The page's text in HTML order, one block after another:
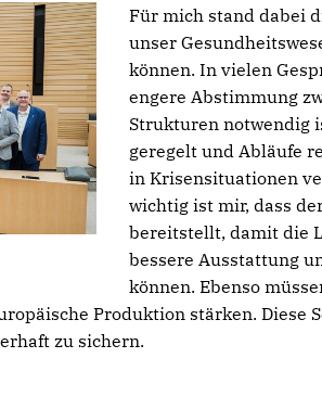
Für mich stand dabei
unser
können. In vielen
engere Abstimmung
Strukturen notwendig
geregelt und Abläufe
in Krisensituationen
wichtig ist mir, dass
bereitstellt, damit die
bessere Ausstattung
können. Ebenso
Produktion stärken. Diese
zu sichern.